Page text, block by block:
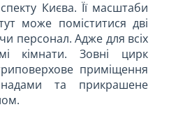
Києва. Її масштаби
може поміститися дві
персонал. Адже для всіх
кімнати. Зовні цирк
приміщення
та прикрашене